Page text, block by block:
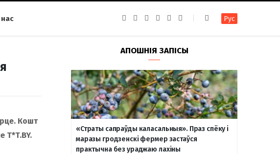
b
o
k
a
g
a
m
g
r
a
m
u
b
т
а
т
е
Рус
Кошт
T*T.BY.
АПОШНІЯ ЗАПІСЫ
«Страты сапраўды каласальныя». Праз спёку і
маразы гродзенскі фермер застаўся
практычна без ураджаю лахіны